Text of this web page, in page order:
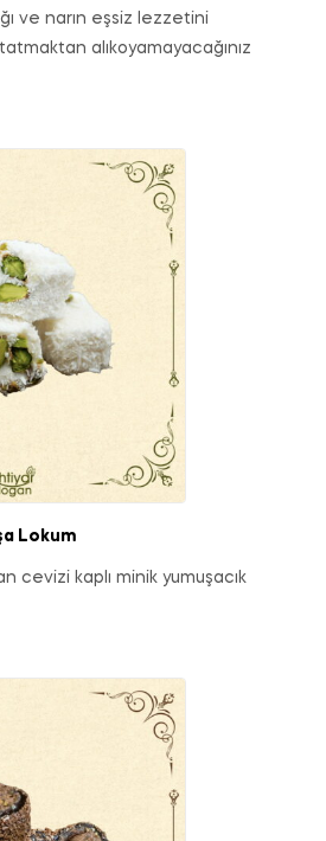
ve narın eşsiz lezzetini
alıkoyamayacağınız
Lokum
cevizi kaplı minik yumuşacık